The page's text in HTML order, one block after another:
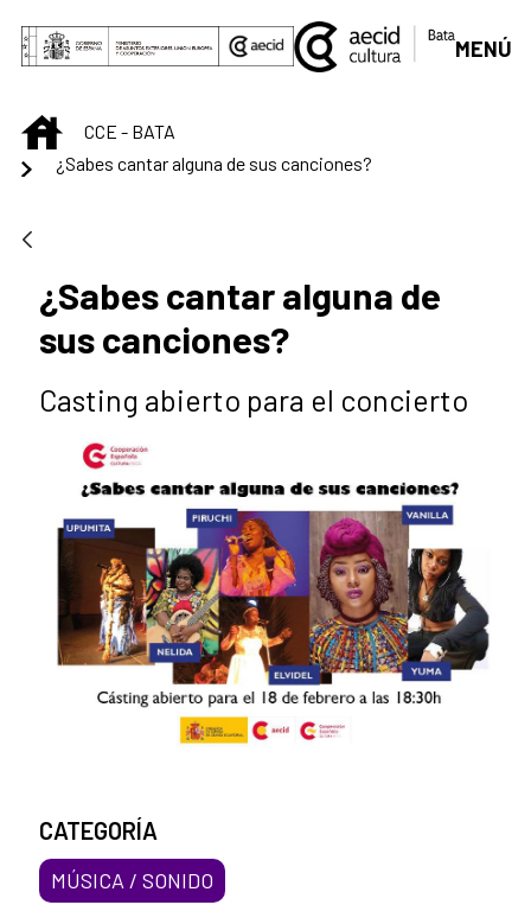
Saltar al contenido principal
MENÚ
INICIOCCE - BATA
¿Sabes cantar alguna de sus canciones?
¿Sabes cantar alguna de
sus canciones?
Casting abierto para el concierto
CATEGORÍA
MÚSICA / SONIDO